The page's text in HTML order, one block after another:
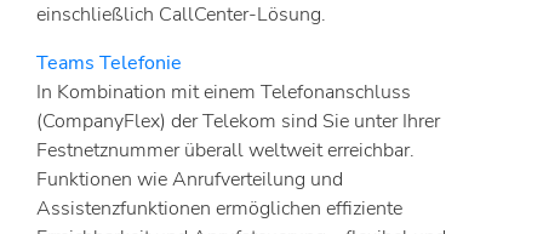
einschließlich CallCenter-Lösung.
Teams Telefonie
In Kombination mit einem Telefonanschluss
(CompanyFlex) der Telekom sind Sie unter Ihrer
Festnetznummer überall weltweit erreichbar.
Funktionen wie Anrufverteilung und
Assistenzfunktionen ermöglichen effiziente